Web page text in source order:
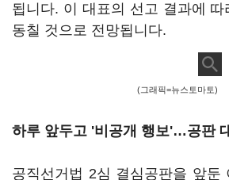
됩니다. 이 대표의 선고 결과에
동칠 것으로 전망됩니다.
(그래픽=뉴스토마토)
하루 앞두고 '비공개 행보'…공판
공직선거법 2심 결심공판을 앞둔